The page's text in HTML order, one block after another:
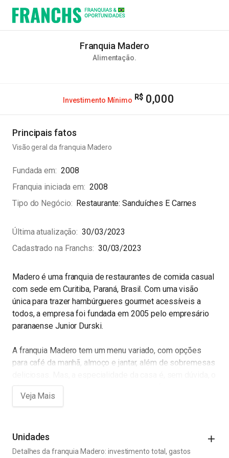
Franquia Madero
Alimentação.
Investimento Mínimo 0,000
Principais fatos
Visão geral da franquia Madero
Fundada em 2008
Franquia iniciada em 2008
Tipo do Negócio
Restaurante: Sanduíches E Carnes
Última atualização 30/03/2023
Cadastrado na Franchs
30/03/2023
Madero é uma franquia de restaurantes de comida casual
com sede em Curitiba, Paraná, Brasil. Com uma visão
única para trazer hambúrgueres gourmet acessíveis a
todos, a empresa foi fundada em 2005 pelo empresário
paranaense Junior Durski.
A franquia Madero tem um menu variado, com opções
para café da manhã, almoço e jantar, além de sobremesas
Madero Burger, um hambúrguer artesanal feito com carne
bovina de alta qualidade, temperado com sal rosa do
crocante. O famoso hambúrguer conquistou o paladar de
milhões de pessoas em todo o mundo, e é um dos
Unidades
Detalhes da franquia Madero: investimento total, gastos